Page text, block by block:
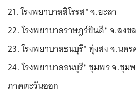
21. โรงพยาบาลสิโรรส* จ.ยะลา
22. โรงพยาบาลราษฎร์ยินดี* จ.สงข
23. โรงพยาบาลธนบุรี* ทุ่งสง จ.นคร
24. โรงพยาบาลธนบุรี* ชุมพร จ.ชุม
ภาคตะวันออก